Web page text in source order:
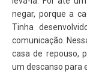
negar, porque a
Tinha
comunicação.
casa de repouso,
um descanso para